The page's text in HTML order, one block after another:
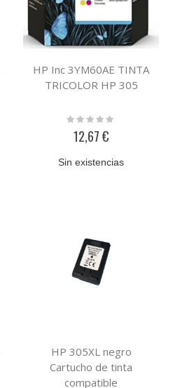
HP Inc 3YM60AE TINTA
TRICOLOR HP 305
Rating:
12,67 €
Sin existencias
HP 305XL negro
Cartucho de tinta
compatible